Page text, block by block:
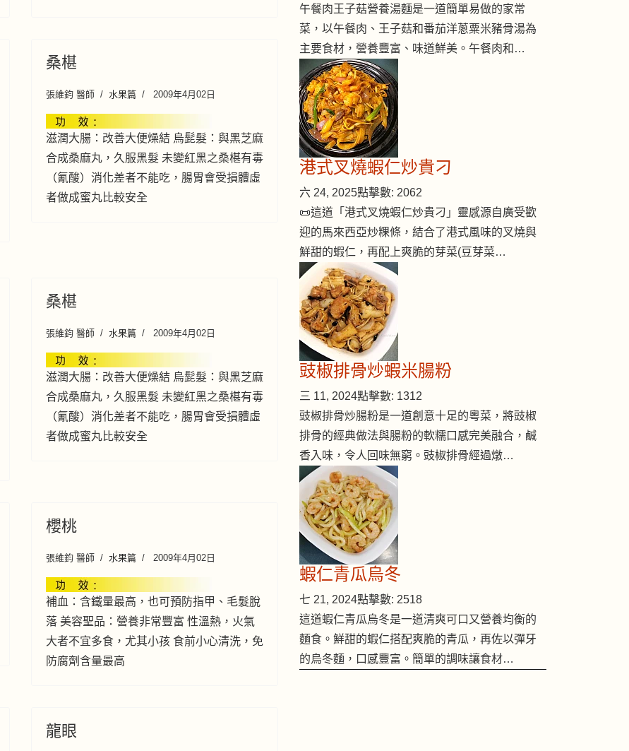
桑椹
張維鈞 醫師 水果篇 2009年4月02日
滋潤大腸：改善大便燥結 烏髭髮：與黑芝麻
合成桑麻丸，久服黑髮 未變紅黑之桑椹有毒
（氰酸）消化差者不能吃，腸胃會受損體虛
者做成蜜丸比較安全
桑椹
張維鈞 醫師 水果篇 2009年4月02日
滋潤大腸：改善大便燥結 烏髭髮：與黑芝麻
合成桑麻丸，久服黑髮 未變紅黑之桑椹有毒
（氰酸）消化差者不能吃，腸胃會受損體虛
者做成蜜丸比較安全
櫻桃
張維鈞 醫師 水果篇 2009年4月02日
補血：含鐵量最高，也可預防指甲、毛髮脫
落 美容聖品：營養非常豐富 性溫熱，火氣
大者不宜多食，尤其小孩 食前小心清洗，免
防腐劑含量最高
龍眼
午餐肉王子菇營養湯麵是一道簡單易做的家常
菜，以午餐肉、王子菇和番茄洋蔥粟米豬骨湯為
主要食材，營養豐富、味道鮮美。午餐肉和…
港式叉燒蝦仁炒貴刁
六 24, 2025點擊數: 2062
📜這道「港式叉燒蝦仁炒貴刁」靈感源自廣受歡
迎的馬來西亞炒粿條，結合了港式風味的叉燒與
鮮甜的蝦仁，再配上爽脆的芽菜(豆芽菜…
豉椒排骨炒蝦米腸粉
三 11, 2024點擊數: 1312
豉椒排骨炒腸粉是一道創意十足的粵菜，將豉椒
排骨的經典做法與腸粉的軟糯口感完美融合，鹹
香入味，令人回味無窮。豉椒排骨經過燉…
蝦仁青瓜烏冬
七 21, 2024點擊數: 2518
這道蝦仁青瓜烏冬是一道清爽可口又營養均衡的
麵食。鮮甜的蝦仁搭配爽脆的青瓜，再佐以彈牙
的烏冬麵，口感豐富。簡單的調味讓食材…